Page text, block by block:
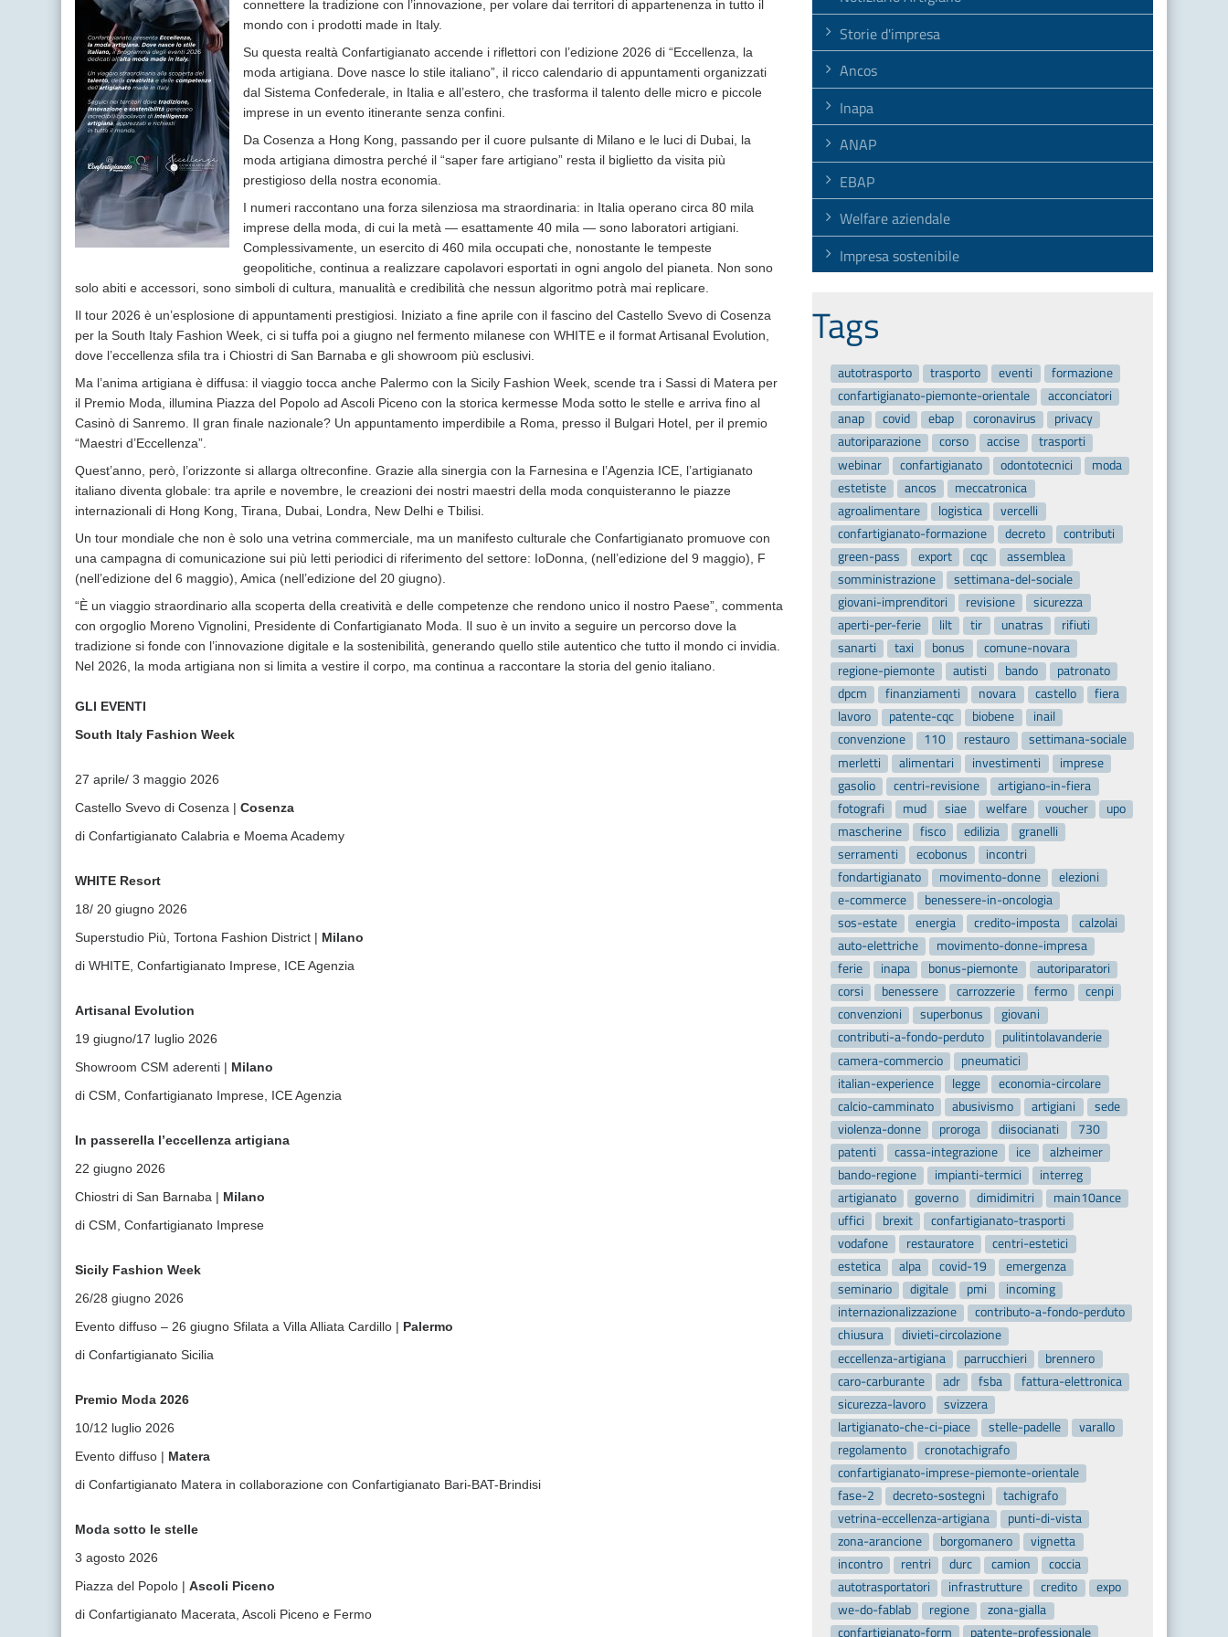
connettere la tradizione con l’innovazione, per volare dai territori di appartenenza in tutto il
mondo con i prodotti made in Italy.
Su questa realtà Confartigianato accende i riflettori con l’edizione 2026 di “Eccellenza, la
moda artigiana. Dove nasce lo stile italiano”, il ricco calendario di appuntamenti organizzati
dal Sistema Confederale, in Italia e all’estero, che trasforma il talento delle micro e piccole
imprese in un evento itinerante senza confini.
Da Cosenza a Hong Kong, passando per il cuore pulsante di Milano e le luci di Dubai, la
moda artigiana dimostra perché il “saper fare artigiano” resta il biglietto da visita più
prestigioso della nostra economia.
I numeri raccontano una forza silenziosa ma straordinaria: in Italia operano circa 80 mila
imprese della moda, di cui la metà — esattamente 40 mila — sono laboratori artigiani.
Complessivamente, un esercito di 460 mila occupati che, nonostante le tempeste
geopolitiche, continua a realizzare capolavori esportati in ogni angolo del pianeta. Non sono
solo abiti e accessori, sono simboli di cultura, manualità e credibilità che nessun algoritmo potrà mai replicare.
Il tour 2026 è un’esplosione di appuntamenti prestigiosi. Iniziato a fine aprile con il fascino del Castello Svevo di Cosenza
per la South Italy Fashion Week, ci si tuffa poi a giugno nel fermento milanese con WHITE e il format Artisanal Evolution,
dove l’eccellenza sfila tra i Chiostri di San Barnaba e gli showroom più esclusivi.
Ma l’anima artigiana è diffusa: il viaggio tocca anche Palermo con la Sicily Fashion Week, scende tra i Sassi di Matera per
il Premio Moda, illumina Piazza del Popolo ad Ascoli Piceno con la storica kermesse Moda sotto le stelle e arriva fino al
Casinò di Sanremo. Il gran finale nazionale? Un appuntamento imperdibile a Roma, presso il Bulgari Hotel, per il premio
“Maestri d’Eccellenza”.
Quest’anno, però, l’orizzonte si allarga oltreconfine. Grazie alla sinergia con la Farnesina e l’Agenzia ICE, l’artigianato
italiano diventa globale: tra aprile e novembre, le creazioni dei nostri maestri della moda conquisteranno le piazze
internazionali di Hong Kong, Tirana, Dubai, Londra, New Delhi e Tbilisi.
Un tour mondiale che non è solo una vetrina commerciale, ma un manifesto culturale che Confartigianato promuove con
una campagna di comunicazione sui più letti periodici di riferimento del settore: IoDonna, (nell’edizione del 9 maggio), F
(nell’edizione del 6 maggio), Amica (nell’edizione del 20 giugno).
“È un viaggio straordinario alla scoperta della creatività e delle competenze che rendono unico il nostro Paese”, commenta
con orgoglio Moreno Vignolini, Presidente di Confartigianato Moda. Il suo è un invito a seguire un percorso dove la
tradizione si fonde con l’innovazione digitale e la sostenibilità, generando quello stile autentico che tutto il mondo ci invidia.
Nel 2026, la moda artigiana non si limita a vestire il corpo, ma continua a raccontare la storia del genio italiano.
GLI EVENTI
South Italy Fashion Week
27 aprile/ 3 maggio 2026
Castello Svevo di Cosenza |Cosenza
di Confartigianato Calabria e Moema Academy
WHITE Resort
18/ 20 giugno 2026
Superstudio Più, Tortona Fashion District | Milano
di WHITE, Confartigianato Imprese, ICE Agenzia
Artisanal Evolution
19 giugno/17 luglio 2026
Showroom CSM aderenti | Milano
di CSM, Confartigianato Imprese, ICE Agenzia
In passerella l’eccellenza artigiana
22 giugno 2026
Chiostri di San Barnaba | Milano
di CSM, Confartigianato Imprese
Sicily Fashion Week
26/28 giugno 2026
Evento diffuso – 26 giugno Sfilata a Villa Alliata Cardillo | Palermo
di Confartigianato Sicilia
Premio Moda 2026
10/12 luglio 2026
Evento diffuso | Matera
di Confartigianato Matera in collaborazione con Confartigianato Bari-BAT-Brindisi
Moda sotto le stelle
3 agosto 2026
Piazza del Popolo |Ascoli Piceno
di Confartigianato Macerata, Ascoli Piceno e Fermo
Storie d'impresa
Ancos
Inapa
ANAP
EBAP
Welfare aziendale
Impresa sostenibile
Tags
autotrasporto trasporto eventi
formazione
confartigianato-piemonte-orientale
acconciatori
anap
covid ebap coronavirus
privacy
autoriparazione
corso accise
trasporti
webinar
confartigianato odontotecnici
moda
estetiste
ancos
meccatronica
agroalimentare
logistica
vercelli
confartigianato-formazione
decreto
contributi
green-pass
export cqc
assemblea
somministrazione
settimana-del-sociale
giovani-imprenditori
revisione
sicurezza
aperti-per-ferie
lilt tir unatras
rifiuti
sanarti
taxi bonus
comune-novara
regione-piemonte
autisti bando
patronato
dpcm
finanziamenti novara castello
fiera
lavoro
patente-cqc biobene
inail
convenzione
110 restauro
settimana-sociale
merletti
alimentari investimenti
imprese
gasolio
centri-revisione
artigiano-in-fiera
fotografi
mud siae welfare voucher
upo
mascherine
fisco edilizia
granelli
serramenti
ecobonus
incontri
fondartigianato
movimento-donne
elezioni
e-commerce
benessere-in-oncologia
sos-estate
energia credito-imposta
calzolai
auto-elettriche
movimento-donne-impresa
ferie
inapa bonus-piemonte
autoriparatori
corsi
benessere carrozzerie fermo
cenpi
convenzioni
superbonus
giovani
contributi-a-fondo-perduto
pulitintolavanderie
camera-commercio
pneumatici
italian-experience
legge
economia-circolare
calcio-camminato
abusivismo artigiani
sede
violenza-donne
proroga diisocianati
730
patenti
cassa-integrazione ice
alzheimer
bando-regione
impianti-termici
interreg
artigianato
governo dimidimitri
main10ance
uffici
brexit
confartigianato-trasporti
vodafone
restauratore
centri-estetici
estetica
alpa covid-19
emergenza
seminario
digitale pmi
incoming
internazionalizzazione
contributo-a-fondo-perduto
chiusura
divieti-circolazione
eccellenza-artigiana
parrucchieri
brennero
caro-carburante
adr fsba
fattura-elettronica
sicurezza-lavoro
svizzera
lartigianato-che-ci-piace
stelle-padelle
varallo
regolamento
cronotachigrafo
confartigianato-imprese-piemonte-orientale
fase-2
decreto-sostegni
tachigrafo
vetrina-eccellenza-artigiana
punti-di-vista
zona-arancione
borgomanero
vignetta
incontro
rentri durc camion
coccia
autotrasportatori
infrastrutture credito
expo
we-do-fablab
regione
zona-gialla
confartigianato-form
patente-professionale